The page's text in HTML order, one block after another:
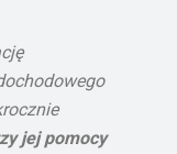
jej pomocy